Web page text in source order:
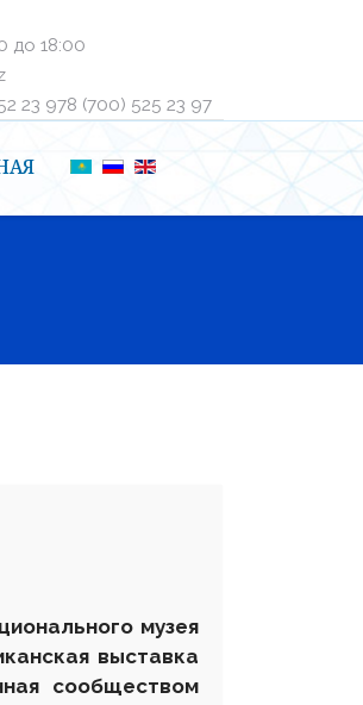
до 18:00
23 97ㅤㅤ8 (700) 525 23 97
музея
выставка
сообществом